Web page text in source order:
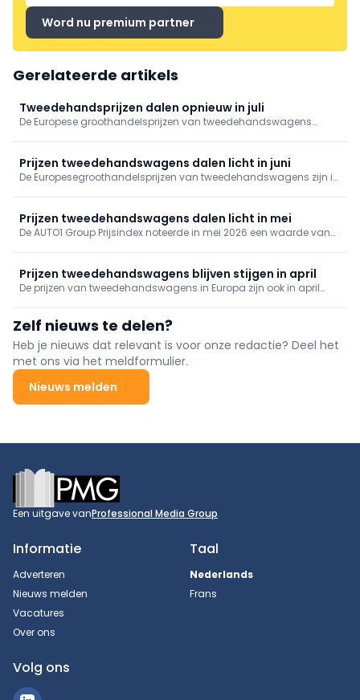
Word nu premium partner
Gerelateerde artikels
Tweedehandsprijzen dalen opnieuw in juli
De Europese groothandelsprijzen van tweedehandswagens
jongste AUTO1 Group Prijsindex.
Prijzen tweedehandswagens dalen licht in juni
De Europesegroothandelsprijzen van tweedehandswagens zijn in
lichte druk blijven staan.
Prijzen tweedehandswagens dalen licht in mei
De AUTO1 Group Prijsindex noteerde in mei 2026 een waarde van
januari 2026.
Prijzen tweedehandswagens blijven stijgen in april
De prijzen van tweedehandswagens in Europa zijn ook in april
maandelijkse toename van 1,9%.
Zelf nieuws te delen?
Heb je nieuws dat relevant is voor onze redactie? Deel het
met ons via het meldformulier.
Nieuws melden
Footer
Een uitgave vanProfessional Media Group
Informatie
Adverteren
Nieuws melden
Vacatures
Over ons
Taal
Nederlands
Frans
Volg ons